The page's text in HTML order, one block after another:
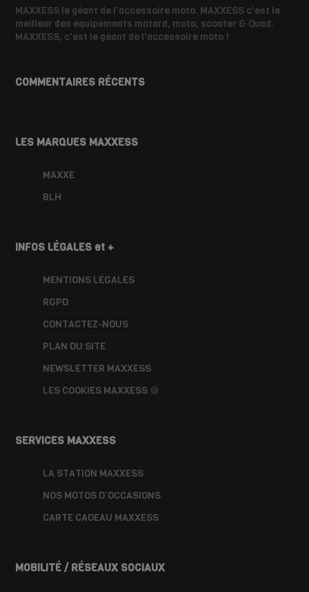
MAXXESS le géant de l'accessoire moto. MAXXESS c'est le
meilleur des équipements motard, moto, scooter & Quad.
MAXXESS, c'est le géant de l'accessoire moto !
COMMENTAIRES RÉCENTS
LES MARQUES MAXXESS
MAXXE
BLH
INFOS LÉGALES et +
MENTIONS LÉGALES
RGPD
CONTACTEZ-NOUS
PLAN DU SITE
NEWSLETTER MAXXESS
LES COOKIES MAXXESS 🍪
SERVICES MAXXESS
LA STATION MAXXESS
NOS MOTOS D’OCCASIONS
CARTE CADEAU MAXXESS
MOBILITÉ / RÉSEAUX SOCIAUX